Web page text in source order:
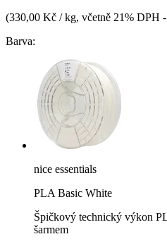
(330,00 Kč / kg, včetně 21% DPH -
Barva:
nice essentials
PLA Basic White
Špičkový technický výkon
šarmem